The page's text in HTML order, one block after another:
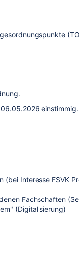
einstimmig.
(bei Interesse FSVK
Fachschaften
(Digitalisierung)